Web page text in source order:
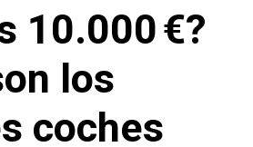
10.000 €?
los
coches